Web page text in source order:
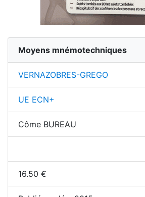
Moyens mnémotechniques
VERNAZOBRES-GREGO
UE ECN+
Côme BUREAU
16.50 €